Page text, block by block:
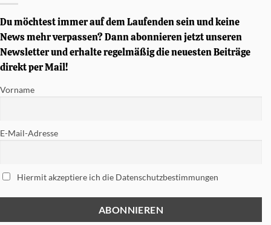
Simon
Phillips
signierte
Tama
Soundworks
Snare
gewinnen
Du möchtest immer auf dem Laufenden sein und keine
News mehr verpassen? Dann abonnieren jetzt unseren
Newsletter und erhalte regelmäßig die neuesten Beiträge
direkt per Mail!
Vorname
E-Mail-Adresse
Hiermit akzeptiere ich die Datenschutzbestimmungen